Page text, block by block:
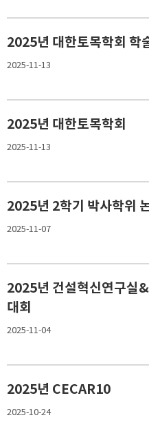
2025년 대한토목학회 학
2025-11-13
2025년 대한토목학회
2025-11-13
2025년 2학기 박사학위
2025-11-07
2025년 건설혁신연구실
대회
2025-11-04
2025년 CECAR10
2025-10-24